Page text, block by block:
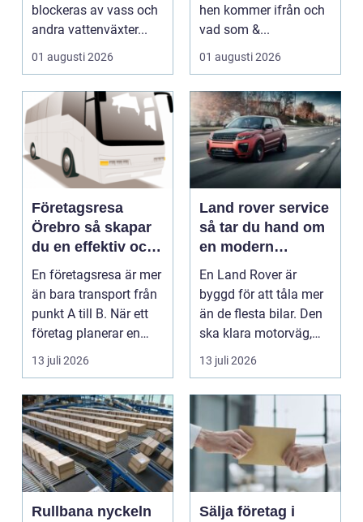
blockeras av vass och
andra vattenväxter...
01 augusti 2026
hen kommer ifrån och
vad som &...
01 augusti 2026
Företagsresa
Örebro så skapar
du en effektiv och
minnesvärd resa
En företagsresa är mer
än bara transport från
punkt A till B. När ett
företag planerar en
resa för m...
13 juli 2026
Land rover service
så tar du hand om
en modern
klassiker
En Land Rover är
byggd för att tåla mer
än de flesta bilar. Den
ska klara motorväg,
stadstrafik, gru...
13 juli 2026
Rullbana nyckeln
Sälja företag i